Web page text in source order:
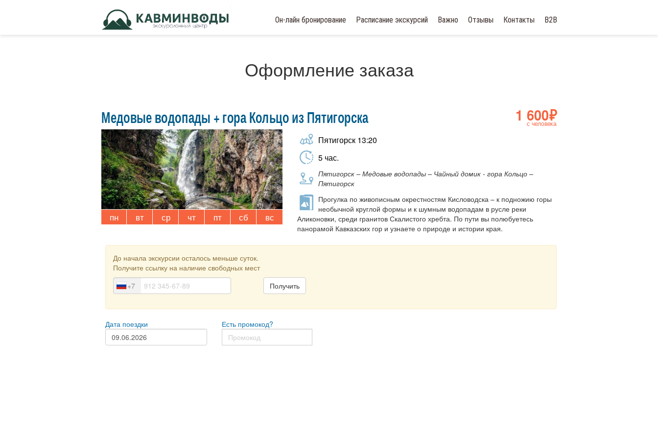
Он-лайн бронирование Расписание экскурсий Важно Отзывы Контакты B2B
Оформление заказа
Медовые водопады + гора Кольцо из Пятигорска 1 600₽
с человека
пн вт ср чт пт сб вс
Пятигорск 13:20
5 час.
Пятигорск – Медовые водопады – Чайный домик - гора Кольцо –
Пятигорск
Прогулка по живописным окрестностям Кисловодска – к подножию горы
необычной круглой формы и к шумным водопадам в русле реки
Аликоновки, среди гранитов Скалистого хребта. По пути вы полюбуетесь
панорамой Кавказских гор и узнаете о природе и истории края.
До начала экскурсии осталось меньше суток.
Получите ссылку на наличие свободных мест
+7
Дата поездки Есть промокод?